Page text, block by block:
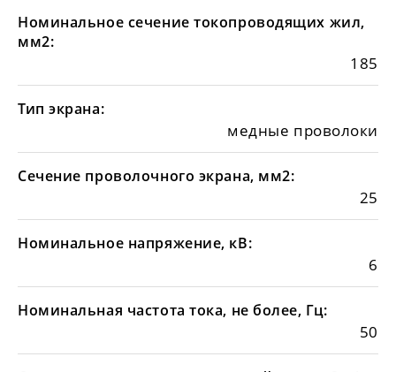
Номинальное сечение токопроводящих жил,
мм2:
185
Тип экрана:
медные проволоки
Сечение проволочного экрана, мм2:
25
Номинальное напряжение, кВ:
6
Номинальная частота тока, не более, Гц:
50